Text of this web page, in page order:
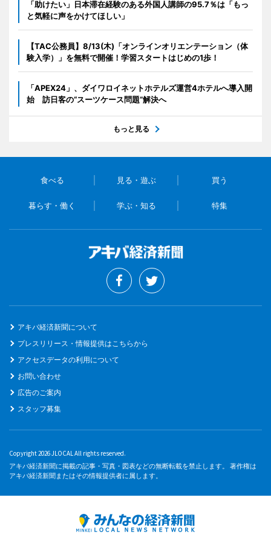
「助けたい」日本滞在経験のある外国人講師の95.7％は「もっ
と気軽に声をかけてほしい」
【TAC公務員】8/13(木)「オンラインオリエンテーション（体
験入学）」を無料で開催！学習スタートはじめの1歩！
「APEX24」、ダイワロイネットホテルズ運営4ホテルへ導入開
始 訪日客の“スーツケース問題”解決へ
もっと見る
食べる 見る・遊ぶ 買う
暮らす・働く 学ぶ・知る 特集
アキバ経済新聞について
プレスリリース・情報提供はこちらから
アクセスデータの利用について
お問い合わせ
広告のご案内
スタッフ募集
Copyright 2026 JLOCAL All rights reserved.
アキバ経済新聞に掲載の記事・写真・図表などの無断転載を禁止します。 著作権は
アキバ経済新聞またはその情報提供者に属します。